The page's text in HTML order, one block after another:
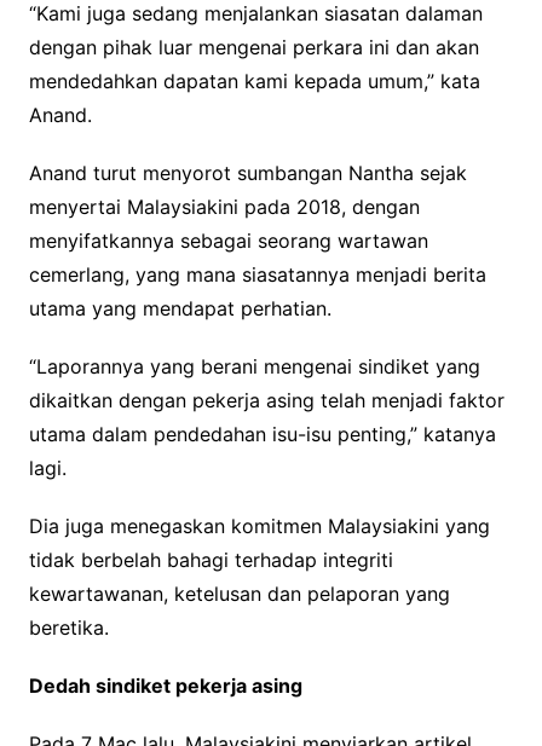
“Kami juga sedang menjalankan siasatan dalaman
dengan pihak luar mengenai perkara ini dan akan
mendedahkan dapatan kami kepada umum,” kata
Anand.
Anand turut menyorot sumbangan Nantha sejak
menyertai Malaysiakini pada 2018, dengan
menyifatkannya sebagai seorang wartawan
cemerlang, yang mana siasatannya menjadi berita
utama yang mendapat perhatian.
“Laporannya yang berani mengenai sindiket yang
dikaitkan dengan pekerja asing telah menjadi faktor
utama dalam pendedahan isu-isu penting,” katanya
lagi.
Dia juga menegaskan komitmen Malaysiakini yang
tidak berbelah bahagi terhadap integriti
kewartawanan, ketelusan dan pelaporan yang
beretika.
Dedah sindiket pekerja asing